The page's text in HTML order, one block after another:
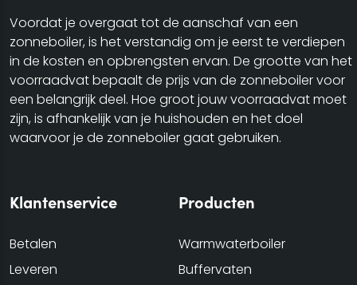
Voordat je overgaat tot de aanschaf van een
zonneboiler, is het verstandig om je eerst te verdiepen
in de kosten en opbrengsten ervan. De grootte van het
voorraadvat bepaalt de prijs van de zonneboiler voor
een belangrijk deel. Hoe groot jouw voorraadvat moet
zijn, is afhankelijk van je huishouden en het doel
waarvoor je de zonneboiler gaat gebruiken.
Klantenservice
Betalen
Leveren
Producten
Warmwaterboiler
Buffervaten